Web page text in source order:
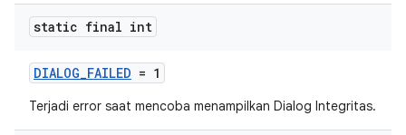
static final int
DIALOG_FAILED = 1
Terjadi error saat mencoba menampilkan Dialog Integritas.